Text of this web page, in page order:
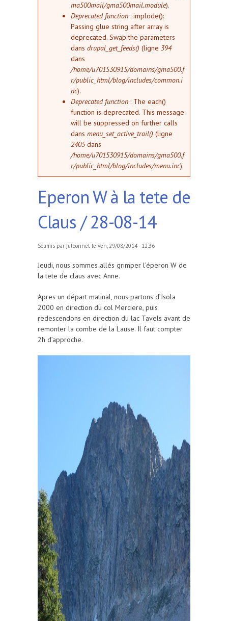
ma500mail/gma500mail.module).
Deprecated function : implode():
Passing glue string after array is
deprecated. Swap the parameters
dans drupal_get_feeds() (ligne 394
dans
/home/u701530915/domains/gma500.f
r/public_html/blog/includes/common.i
nc).
Deprecated function : The each()
function is deprecated. This message
will be suppressed on further calls
dans menu_set_active_trail() (ligne
2405dans
/home/u701530915/domains/gma500.f
r/public_html/blog/includes/menu.inc).
Eperon W à la tete de
Claus / 28-08-14
Soumis par julbonnet le ven, 29/08/2014 - 12:36
Jeudi, nous sommes allés grimper l’éperon W de
la tete de claus avec Anne.
Apres un départ matinal, nous partons d’Isola
2000 en direction du col Merciere, puis
redescendons en direction du lac Tavels avant de
remonter la combe de la Lause. Il faut compter
2h d’approche.